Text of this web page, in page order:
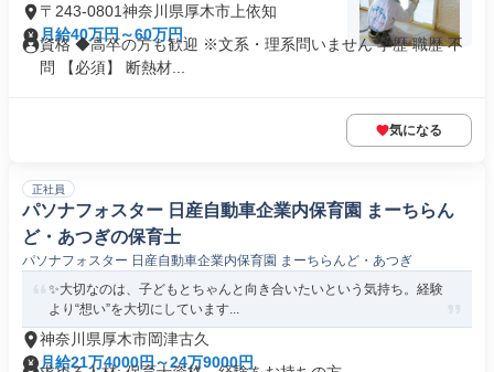
〒243-0801神奈川県厚木市上依知
月給40万円～60万円
資格 ◆高卒の方も歓迎 ※文系・理系問いません 学歴 職歴 不
問 【必須】 断熱材...
気になる
正社員
パソナフォスター 日産自動車企業内保育園 まーちらん
ど・あつぎの保育士
パソナフォスター 日産自動車企業内保育園 まーちらんど・あつぎ
✨大切なのは、子どもとちゃんと向き合いたいという気持ち。経験
より“想い”を大切にしています...
神奈川県厚木市岡津古久
月給21万4000円～24万9000円